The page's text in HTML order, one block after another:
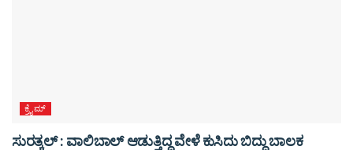
ಕ್ರೈಮ್
ಸುರತ್ಕಲ್ : ವಾಲಿಬಾಲ್ ಆಡುತ್ತಿದ್ದ ವೇಳೆ ಕುಸಿದು ಬಿದ್ದು ಬಾಲಕ